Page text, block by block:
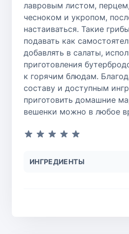
лавровым листом,
чесноком и укропом,
настаиваться. Такие
подавать как
добавлять в салаты,
приготовления
к горячим блюдам.
составу и доступным
приготовить домашние
вешенки можно в любое
ИНГРЕДИЕНТЫ